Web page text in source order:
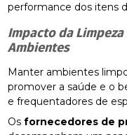
performance dos itens
Impacto da Limpeza
Ambientes
Manter ambientes
promover a saúde e o
e frequentadores de
Osfornecedores de